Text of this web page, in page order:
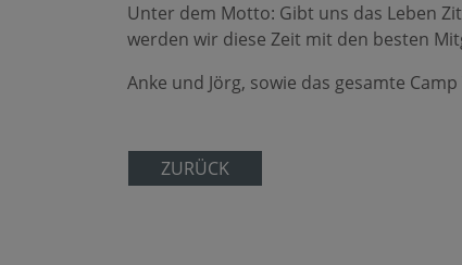
Unter dem Motto: Gibt uns das Leben
werden wir diese Zeit mit den besten
Anke und Jörg, sowie das gesamte Camp
ZURÜCK